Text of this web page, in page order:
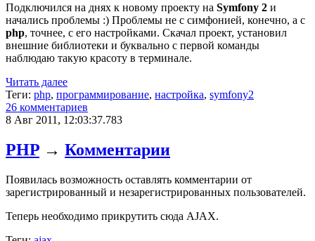
Подключился на днях к новому проекту на Symfony 2 и
начались проблемы :) Проблемы не с симфонией, конечно, а с
php, точнее, с его настройками. Скачал проект, установил
внешние библиотеки и буквально с первой команды
наблюдаю такую красоту в терминале.
Читать далее
Теги: php, программирование, настройка, symfony2
26 комментариев
8 Авг 2011, 12:03:37.783
PHP → Комментарии
Появилась возможность оставлять комментарии от
зарегистрированный и незарегистрированных пользователей.
Теперь необходимо прикрутить сюда AJAX.